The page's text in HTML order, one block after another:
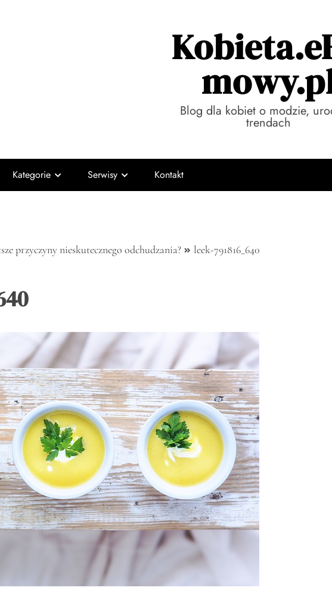
Blog dla kobiet o modzie,
trendach
Kategorie Serwisy Kontakt
przyczyny nieskutecznego odchudzania? leek-791816_640